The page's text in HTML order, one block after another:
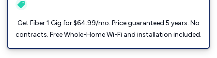
Get Fiber 1 Gig for $64.99/mo. Price guaranteed 5 years. No
contracts. Free Whole-Home Wi-Fi and installation included.